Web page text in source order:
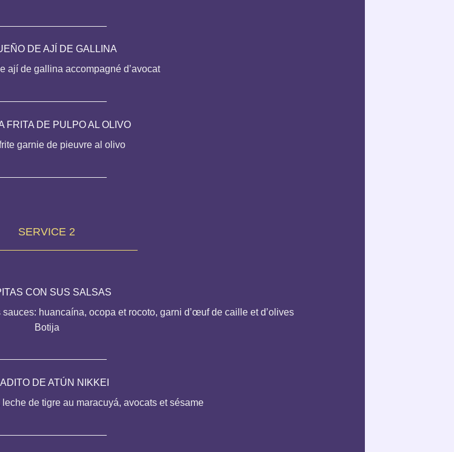
DE AJÍ DE GALLINA
ají de gallina accompagné d’avocat
FRITA DE PULPO AL OLIVO
garnie de pieuvre al olivo
SERVICE 2
CON SUS SALSAS
huancaína, ocopa et rocoto, garni d’œuf de caille et d’olives
Botija
DE ATÚN NIKKEI
de tigre au maracuyá, avocats et sésame